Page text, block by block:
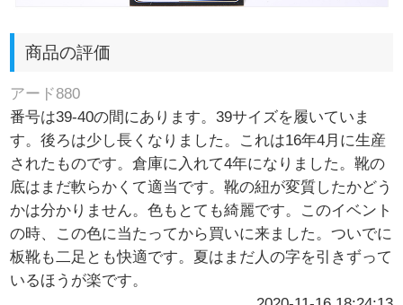
商品の評価
アード880
番号は39-40の間にあります。39サイズを履いていま
す。後ろは少し長くなりました。これは16年4月に生産
されたものです。倉庫に入れて4年になりました。靴の
底はまだ軟らかくて適当です。靴の紐が変質したかどう
かは分かりません。色もとても綺麗です。このイベント
の時、この色に当たってから買いに来ました。ついでに
板靴も二足とも快適です。夏はまだ人の字を引きずって
いるほうが楽です。